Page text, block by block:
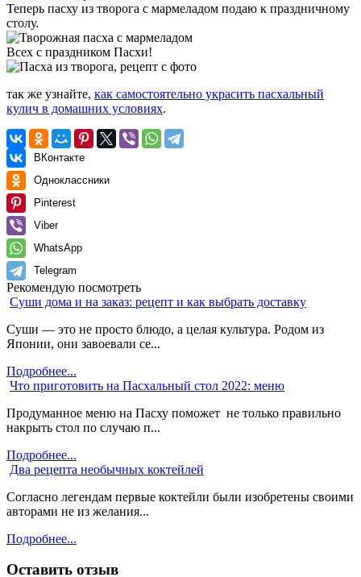
Теперь пасху из творога с мармеладом подаю к праздничному
столу.
Всех с праздником Пасхи!
так же узнайте, как самостоятельно украсить пасхальный
кулич в домашних условиях.
ВКонтакте
Одноклассники
Pinterest
Viber
WhatsApp
Telegram
Рекомендую посмотреть
Суши дома и на заказ: рецепт и как выбрать доставку
Суши — это не просто блюдо, а целая культура. Родом из
Японии, они завоевали се...
Подробнее...
Что приготовить на Пасхальный стол 2022: меню
Продуманное меню на Пасху поможет не только правильно
накрыть стол по случаю п...
Подробнее...
Два рецепта необычных коктейлей
Согласно легендам первые коктейли были изобретены своими
авторами не из желания...
Подробнее...
Оставить отзыв